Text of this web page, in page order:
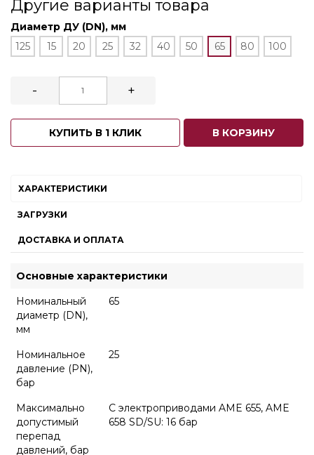
Другие варианты товара
Диаметр ДУ (DN), мм
125
15 20 25 32 40 50 65 80 100
- +
КУПИТЬ В 1 КЛИК В КОРЗИНУ
ХАРАКТЕРИСТИКИ
ЗАГРУЗКИ
ДОСТАВКА И ОПЛАТА
Основные характеристики
Номинальный
диаметр (DN),
мм
65
Номинальное
давление (PN),
бар
25
Максимально
допустимый
перепад
давлений, бар
С электроприводами AME 655, AME
658 SD/SU: 16 бар